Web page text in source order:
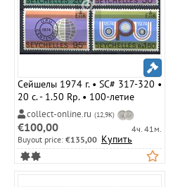
Сейшелы 1974 г. • SC# 317-320 •
20 c. - 1.50 Rp. • 100-летие
Всемирного Почтового
Союза(UPU) • полн. серия • MNH
OG VF
collect-online.ru (12,9K)
€100,00
4ч. 41м.
Buyout price: €135,00 Купить